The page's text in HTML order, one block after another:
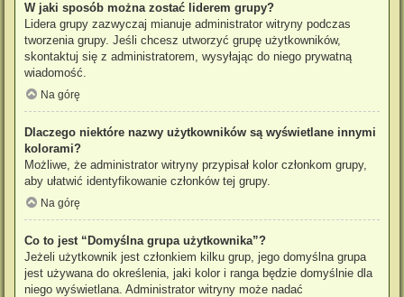
W jaki sposób można zostać liderem grupy?
Lidera grupy zazwyczaj mianuje administrator witryny podczas
tworzenia grupy. Jeśli chcesz utworzyć grupę użytkowników,
skontaktuj się z administratorem, wysyłając do niego prywatną
wiadomość.
Na górę
Dlaczego niektóre nazwy użytkowników są wyświetlane innymi
kolorami?
Możliwe, że administrator witryny przypisał kolor członkom grupy,
aby ułatwić identyfikowanie członków tej grupy.
Na górę
Co to jest “Domyślna grupa użytkownika”?
Jeżeli użytkownik jest członkiem kilku grup, jego domyślna grupa
jest używana do określenia, jaki kolor i ranga będzie domyślnie dla
niego wyświetlana. Administrator witryny może nadać